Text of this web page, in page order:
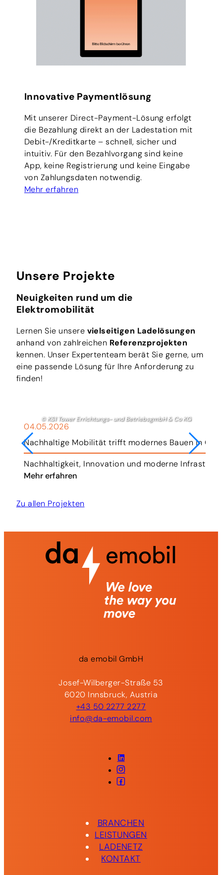
Innovative Paymentlösung
Mit unserer Direct-Payment-Lösung erfolgt
die Bezahlung direkt an der Ladestation mit
Debit-/Kreditkarte – schnell, sicher und
intuitiv. Für den Bezahlvorgang sind keine
App, keine Registrierung und keine Eingabe
von Zahlungsdaten notwendig.
Mehr erfahren
Unsere Projekte
Neuigkeiten rund um die
Elektromobilität
Lernen Sie unsere vielseitigen Ladelösungen
anhand von zahlreichen Referenzprojekten
kennen. Unser Expertenteam berät Sie gerne, um
eine passende Lösung für Ihre Anforderung zu
finden!
© KS1 Tower Errichtungs- und BetriebsgmbH & Co KG
04.05.2026
Nachhaltige Mobilität trifft modernes Bauen in
Nachhaltigkeit, Innovation und moderne
Mehr erfahren
Zu allen Projekten
daemobilGmbH
Josef-Wilberger-Straße 53
6020 Innsbruck, Austria
+43 50 2277 2277
info@da-emobil.com
LinkedIn
Instagram
Facebook
BRANCHEN
LEISTUNGEN
LADENETZ
KONTAKT